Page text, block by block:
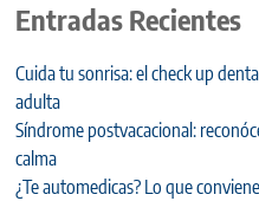
Entradas Recientes
Cuida tu sonrisa: el check up
adulta
Síndrome postvacacional:
calma
¿Te automedicas? Lo que